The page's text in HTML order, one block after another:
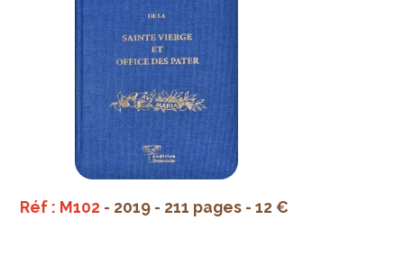
Réf : M102 - 2019 - 211 pages - 12 €